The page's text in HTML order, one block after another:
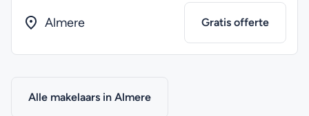
Almere Gratis offerte
Alle makelaars in Almere